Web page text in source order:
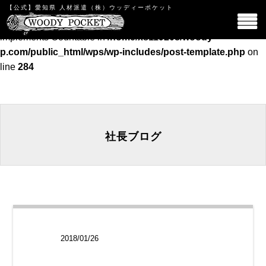
Warning: count(): Parameter must be an array or an object that
implements Countable in/home/xs119208/woody-
p.com/public_html/wps/wp-includes/post-template.php on
line 284
【公式】愛知県 人材派遣（株）ウッディーポケット
社長ブログ
2018/01/26